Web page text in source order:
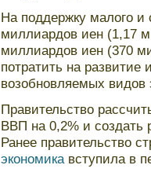
На поддержку малогο и
миллиардов иен (1,17
миллиардов иен (370
потратить на развитие
возобновляемых видов
Правительство
ВВП на 0,2% и создать
Ранее правительство
экономикавступила в